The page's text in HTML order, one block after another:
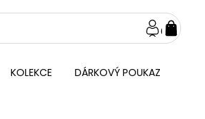
KOLEKCE DÁRKOVÝ POUKAZ